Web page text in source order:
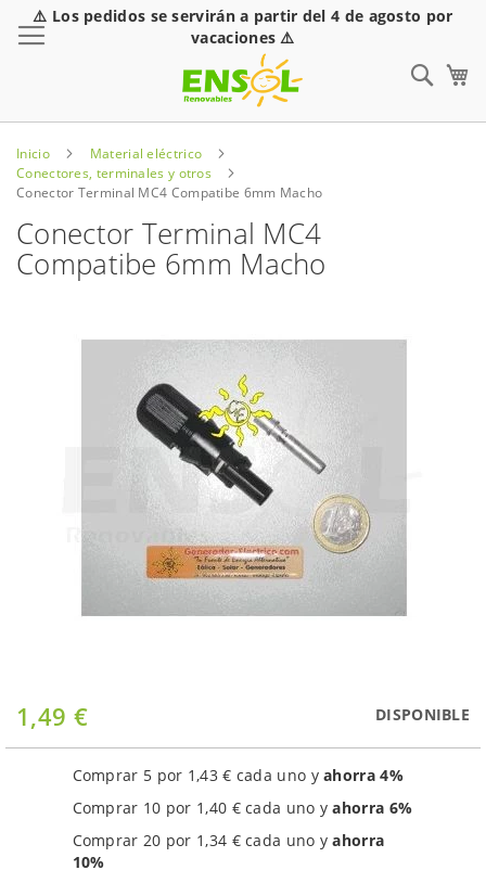
⚠️ Los pedidos se servirán a partir del 4 de agosto por
vacaciones ⚠️
Inicio
Material eléctrico
Conectores, terminales y otros
Conector Terminal MC4 Compatibe 6mm Macho
Conector Terminal MC4
Compatibe 6mm Macho
1,49 € DISPONIBLE
Comprar 5 por 1,43 € cada uno yahorra4%
Comprar 10 por 1,40 € cada uno yahorra 6%
Comprar 20 por 1,34 € cada uno yahorra
10%
Saltar
al
comienzo
imágenes